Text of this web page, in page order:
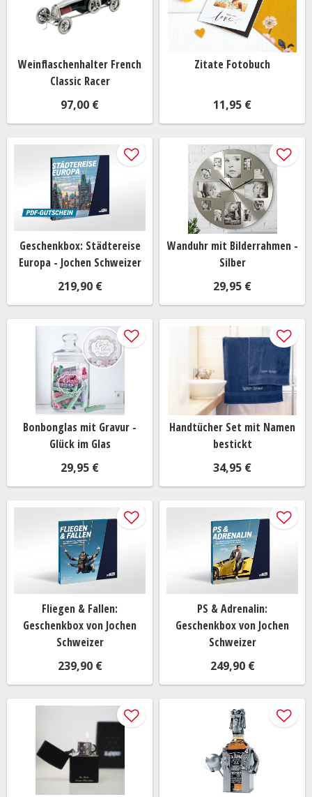
wenn ich wenig Zeit habe?
Wie kann ich herausfinden, was jemand sich
wünscht, ohne direkt nachzufragen?
Altersgruppen geeignet sind?
Weinflaschenhalter French
Classic Racer
97,00 €
Zitate Fotobuch
11,95 €
Geschenkbox: Städtereise
Europa - Jochen Schweizer
219,90 €
Wanduhr mit Bilderrahmen -
Silber
29,95 €
Bonbonglas mit Gravur -
Glück im Glas
29,95 €
Handtücher Set mit Namen
bestickt
34,95 €
Fliegen & Fallen:
Geschenkbox von Jochen
Schweizer
239,90 €
PS & Adrenalin:
Geschenkbox von Jochen
Schweizer
249,90 €